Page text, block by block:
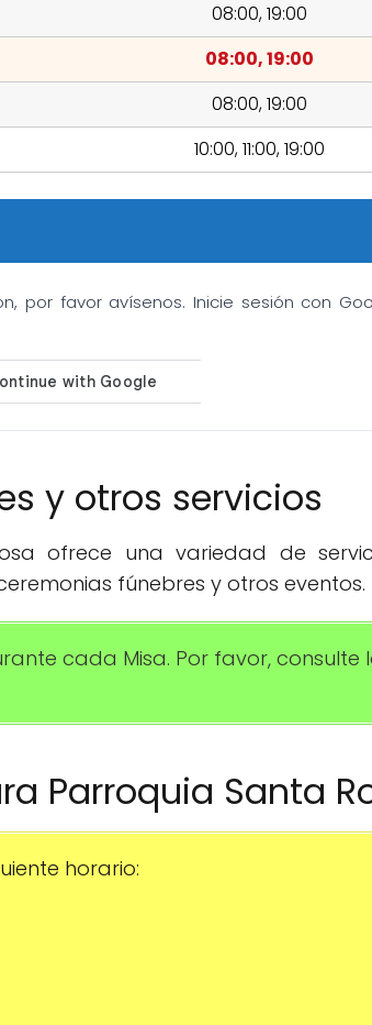
08:00, 19:00
08:00, 19:00
08:00, 19:00
10:00, 11:00, 19:00
por favor avísenos. Inicie sesión con
y otros servicios
ofrece una variedad de
fúnebres y otros eventos.
cada Misa. Por favor, consulte
Parroquia Santa
horario: